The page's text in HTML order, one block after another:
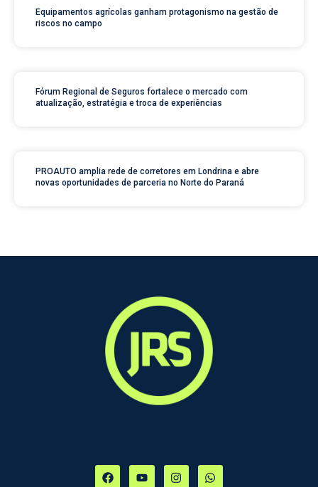
Equipamentos agrícolas ganham protagonismo na gestão de
riscos no campo
Fórum Regional de Seguros fortalece o mercado com
atualização, estratégia e troca de experiências
PROAUTO amplia rede de corretores em Londrina e abre
novas oportunidades de parceria no Norte do Paraná